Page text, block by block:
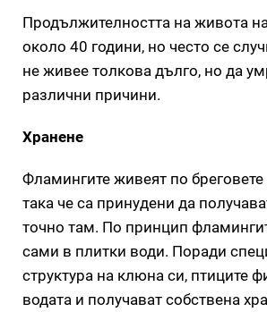
Продължителността на живота
около 40 години, но често се
не живее толкова дълго, но да
различни причини.
Хранене
Фламингите живеят по бреговете
така че са принудени да
точно там. По принцип
сами в плитки води. Поради
структура на клюна си, птиците
водата и получават собствена